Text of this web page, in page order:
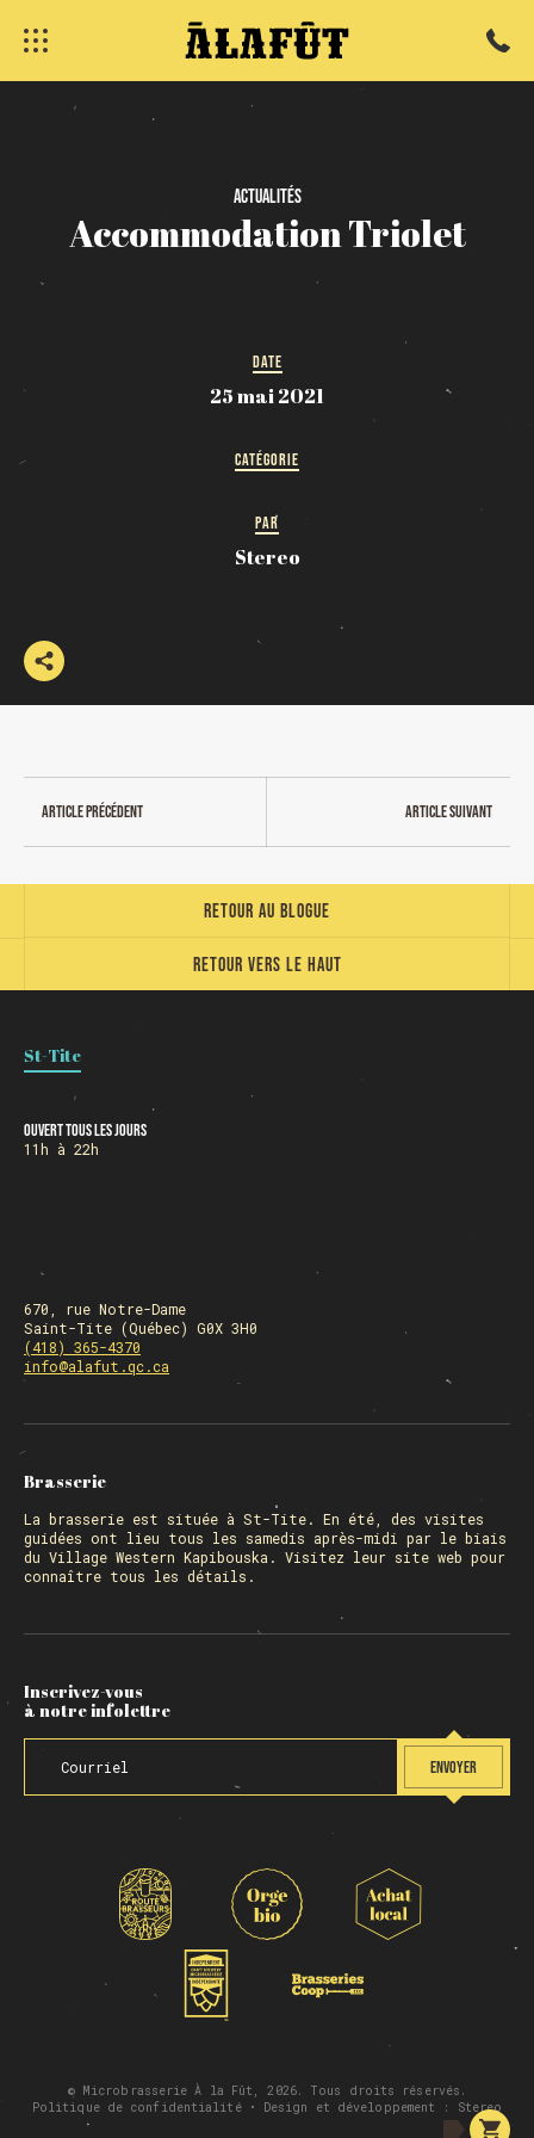
Actualités
AccommodationTriolet
DATE
25 mai 2021
CATÉGORIE
PAR
Stereo
Article précédent Article suivant
Retour vers le haut
Retour au blogue
St-Tite
Ouvert tous les jours
11h à 22h
670, rue Notre-Dame
Saint-Tite (Québec) G0X 3H0
(418) 365-4370
info@alafut.qc.ca
Brasserie
La brasserie est située à St-Tite. En été, des visites
guidées ont lieu tous les samedis après-midi par le biais
du Village Western Kapibouska. Visitez leur site web pour
connaître tous les détails.
Inscrivez-vous
à notre infolettre
ENVOYER
© Microbrasserie À la Fût, 2026. Tous droits réservés.
Politique de confidentialité• Design et développement : Stereo
FERMÉ 31 déc. et 01 janvier